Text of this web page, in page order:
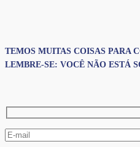
TEMOS MUITAS COISAS PARA
LEMBRE-SE: VOCÊ NÃO ESTÁ